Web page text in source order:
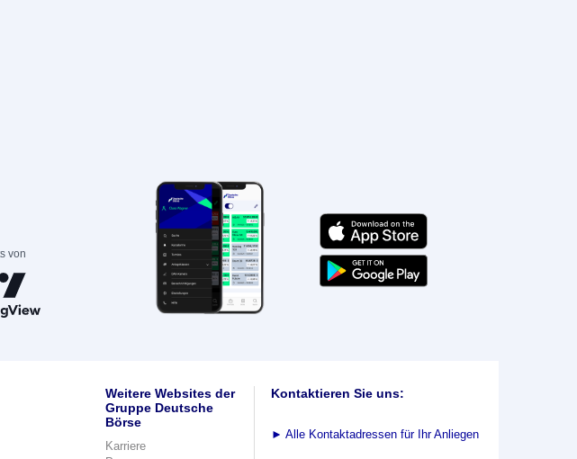
von
Weitere Websites der
Gruppe Deutsche
Börse
Karriere
Kontaktieren Sie uns:
► Alle Kontaktadressen für Ihr Anliegen